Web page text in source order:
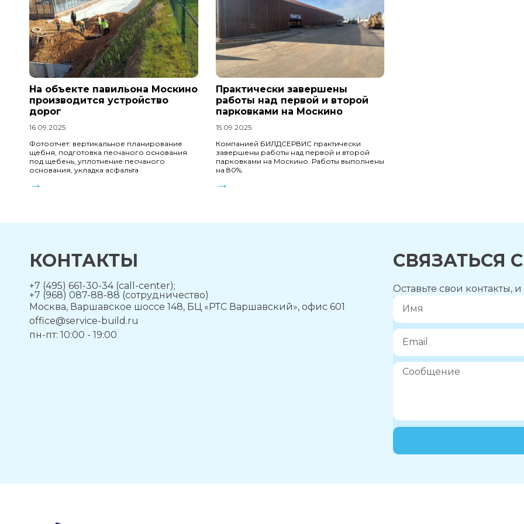
На объекте павильона Москино
производится устройство
дорог
16.09.2025
Фотоотчет: вертикальное планирование
щебня, подготовка песчаного основания
под щебень, уплотнение песчаного
основания, укладка асфальта
→
Практически завершены
работы над первой и второй
парковками на Москино
15.09.2025
Компанией БИЛДСЕРВИС практически
завершены работы над первой и второй
парковками на Москино. Работы выполнены
на 80%.
→
КОНТАКТЫ
+7 (495) 661-30-34 (call-center);
+7 (968) 087-88-88 (сотрудничество)
Москва, Варшавское шоссе 148, БЦ «РТС Варшавский», офис 601
office@service-build.ru
пн-пт: 10:00 - 19:00
СВЯЗАТЬСЯ
Оставьте свои